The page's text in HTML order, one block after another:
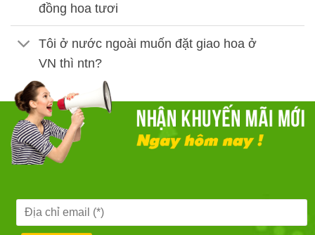
đồng hoa tươi
Tôi ở nước ngoài muốn đặt giao hoa ở
VN thì ntn?